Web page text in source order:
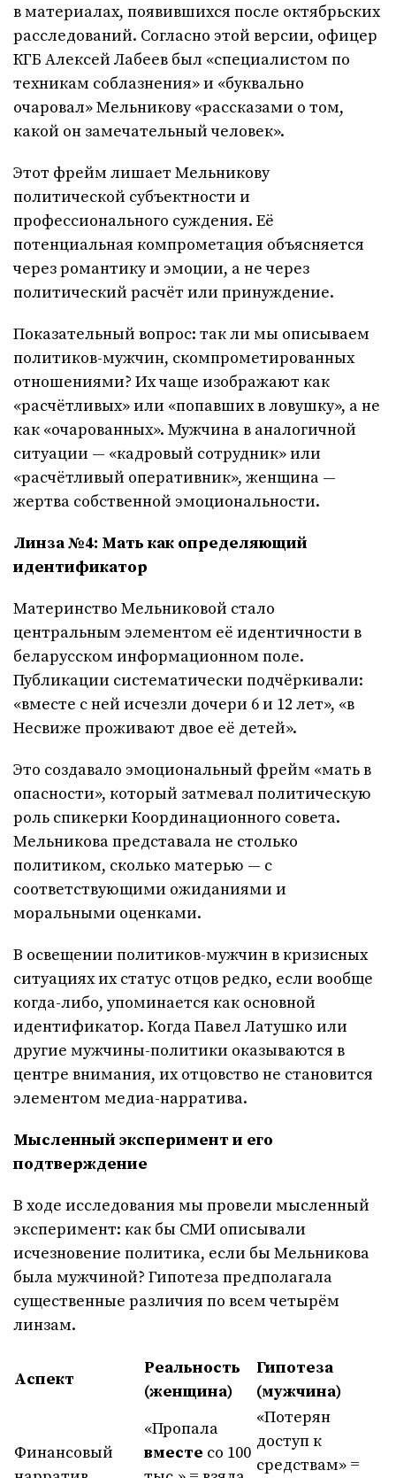
в материалах, появившихся после октябрьских
расследований. Согласно этой версии, офицер
КГБ Алексей Лабеев был «специалистом по
техникам соблазнения» и «буквально
очаровал» Мельникову «рассказами о том,
какой он замечательный человек».
Этот фрейм лишает Мельникову
политической субъектности и
профессионального суждения. Её
потенциальная компрометация объясняется
через романтику и эмоции, а не через
политический расчёт или принуждение.
Показательный вопрос: так ли мы описываем
политиков-мужчин, скомпрометированных
отношениями? Их чаще изображают как
«расчётливых» или «попавших в ловушку», а не
как «очарованных». Мужчина в аналогичной
ситуации — «кадровый сотрудник» или
«расчётливый оперативник», женщина —
жертва собственной эмоциональности.
Линза №4: Мать как определяющий
идентификатор
Материнство Мельниковой стало
центральным элементом её идентичности в
беларусском информационном поле.
Публикации систематически подчёркивали:
«вместе с ней исчезли дочери 6 и 12 лет», «в
Несвиже проживают двое её детей».
Это создавало эмоциональный фрейм «мать в
опасности», который затмевал политическую
роль спикерки Координационного совета.
Мельникова представала не столько
политиком, сколько матерью — с
соответствующими ожиданиями и
моральными оценками.
В освещении политиков-мужчин в кризисных
ситуациях их статус отцов редко, если вообще
когда-либо, упоминается как основной
идентификатор. Когда Павел Латушко или
другие мужчины-политики оказываются в
центре внимания, их отцовство не становится
элементом медиа-нарратива.
Мысленный эксперимент и его
подтверждение
В ходе исследования мы провели мысленный
эксперимент: как бы СМИ описывали
исчезновение политика, если бы Мельникова
была мужчиной? Гипотеза предполагала
существенные различия по всем четырём
линзам.
Аспект
Реальность
(женщина)
Гипотеза
(мужчина)
Финансовый
«Пропала
вместе со 100
«Потерян
доступ к
средствам» =